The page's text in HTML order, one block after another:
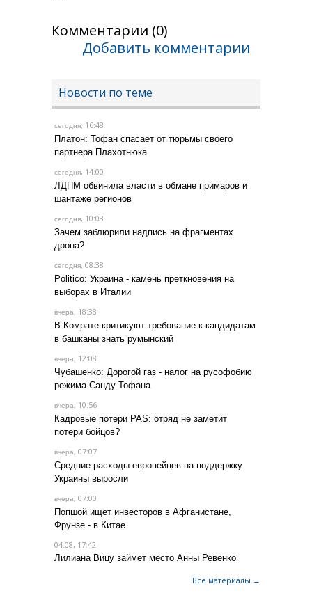
Комментарии (0)
Добавить комментарии
Новости по теме
сегодня, 16:48
Платон: Тофан спасает от тюрьмы своего
партнера Плахотнюка
сегодня, 14:00
ЛДПМ обвинила власти в обмане примаров и
шантаже регионов
сегодня, 10:03
Зачем заблюрили надпись на фрагментах
дрона?
сегодня, 08:38
Politico: Украина - камень преткновения на
выборах в Италии
вчера, 18:38
В Комрате критикуют требование к кандидатам
в башканы знать румынский
вчера, 12:08
Чубашенко: Дорогой газ - налог на русофобию
режима Санду-Тофана
вчера, 10:56
Кадровые потери PAS: отряд не заметит
потери бойцов?
вчера, 07:07
Средние расходы европейцев на поддержку
Украины выросли
вчера, 07:00
Попшой ищет инвесторов в Афганистане,
Фрунзе - в Китае
04.08, 17:42
Лилиана Вицу займет место Анны Ревенко
Все материалы →